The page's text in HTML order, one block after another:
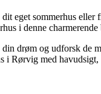
eget sommerhus
i denne
din drøm og udforsk de
i Rørvig med